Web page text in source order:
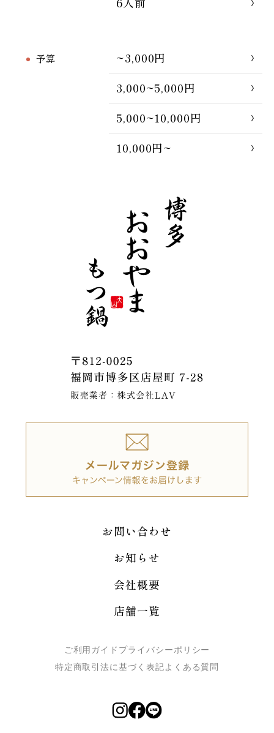
予算
~3,000円
3,000~5,000円
5,000~10,000円
10,000円~
お問い合わせ
お知らせ
会社概要
店舗一覧
ご利用ガイド プライバシーポリシー
特定商取引法に基づく表記よくある質問